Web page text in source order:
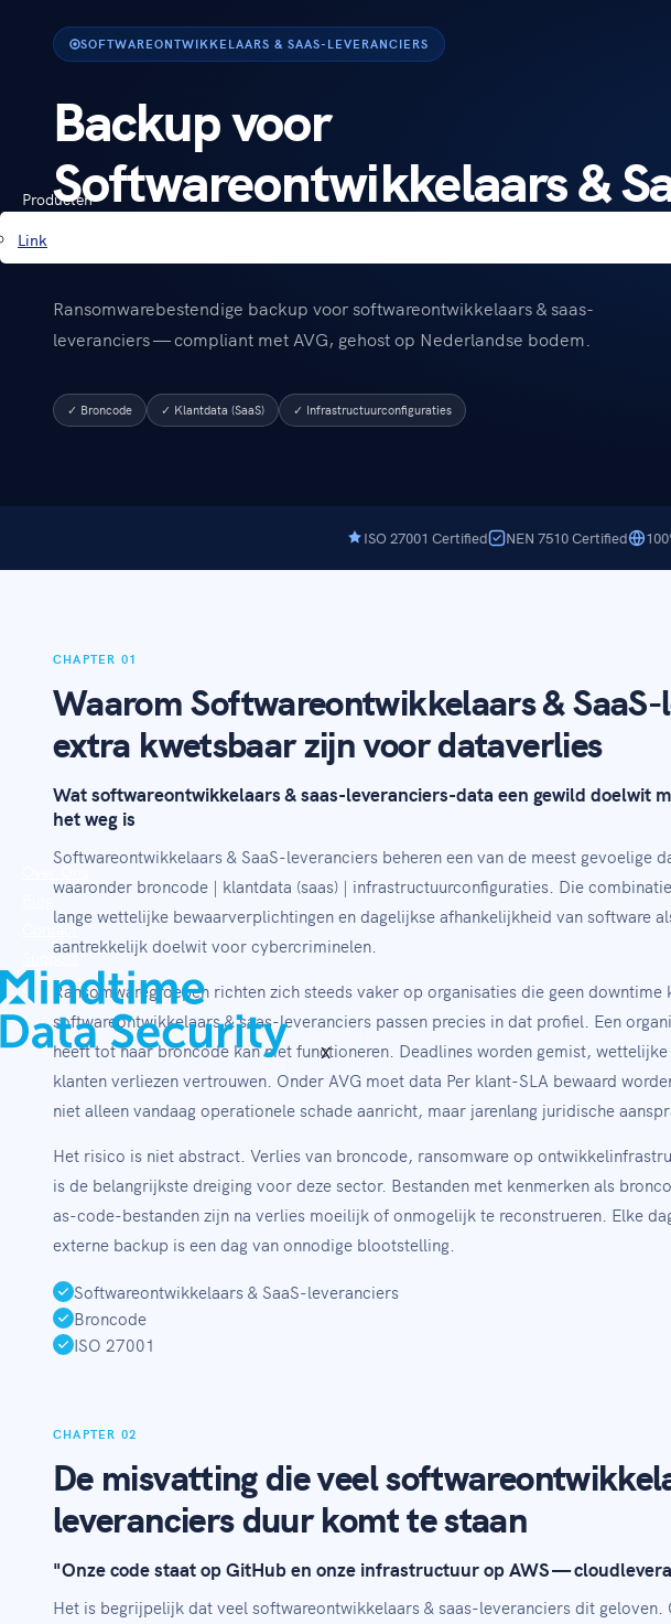
Producten
Link
Contact
Support
X
SOFTWAREONTWIKKELAARS & SAAS-LEVERANCIERS
Backup voor
Softwareontwikkelaars &
Ransomwarebestendige backup voor softwareontwikkelaars & saas-
leveranciers — compliant met AVG, gehost op Nederlandse bodem.
✓ Broncode ✓ Klantdata (SaaS) ✓ Infrastructuurconfiguraties
ISO 27001 Certified NEN 7510 Certified
CHAPTER 01
Waarom Softwareontwikkelaars &
extra kwetsbaar zijn voor dataverlies
Wat softwareontwikkelaars & saas-leveranciers-data een gewild doelwit
het weg is
Softwareontwikkelaars & SaaS-leveranciers beheren een van de meest gevoelige
waaronder broncode | klantdata (saas) | infrastructuurconfiguraties. Die
lange wettelijke bewaarverplichtingen en dagelijkse afhankelijkheid van software
aantrekkelijk doelwit voor cybercriminelen.
Ransomwaregroepen richten zich steeds vaker op organisaties die geen
softwareontwikkelaars & saas-leveranciers passen precies in dat profiel. Een
heeft tot haar broncode kan niet functioneren. Deadlines worden gemist,
klanten verliezen vertrouwen. Onder AVG moet data Per klant-SLA bewaard
niet alleen vandaag operationele schade aanricht, maar jarenlang juridische
Het risico is niet abstract. Verlies van broncode, ransomware op
is de belangrijkste dreiging voor deze sector. Bestanden met kenmerken als
as-code-bestanden zijn na verlies moeilijk of onmogelijk te reconstrueren. Elke
externe backup is een dag van onnodige blootstelling.
Softwareontwikkelaars & SaaS-leveranciers
Broncode
ISO 27001
CHAPTER 02
De misvatting die veel
leveranciers duur komt te staan
"Onze code staat op GitHub en onze infrastructuur op AWS —
Het is begrijpelijk dat veel softwareontwikkelaars & saas-leveranciers dit